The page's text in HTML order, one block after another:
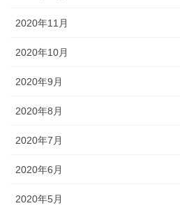
2020年11月
2020年10月
2020年9月
2020年8月
2020年7月
2020年6月
2020年5月